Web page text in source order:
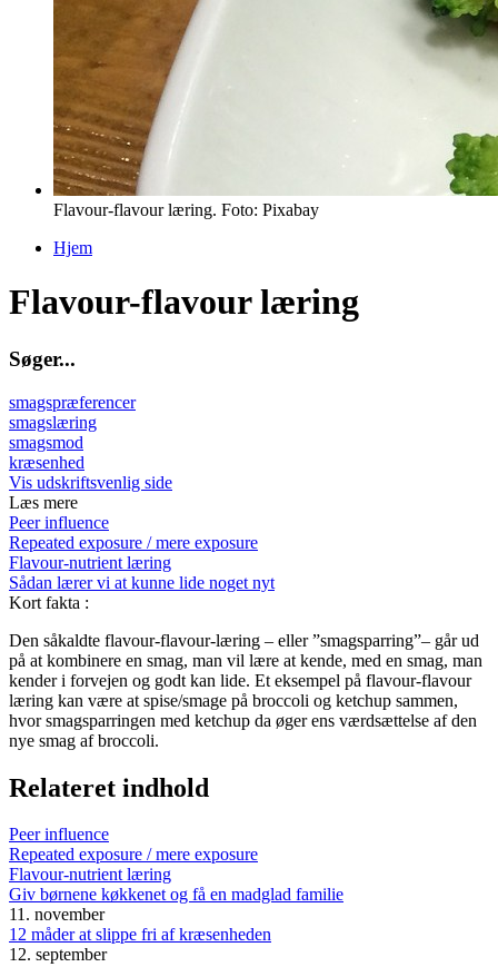
Flavour-flavour læring. Foto: Pixabay
Hjem
Flavour-flavour læring
Søger...
smagspræferencer
smagslæring
smagsmod
kræsenhed
Vis udskriftsvenlig side
Læs mere
Peer influence
Repeated exposure / mere exposure
Flavour-nutrient læring
Sådan lærer vi at kunne lide noget nyt
Kort fakta :
Den såkaldte flavour-flavour-læring – eller ”smagsparring”– går ud
på at kombinere en smag, man vil lære at kende, med en smag, man
kender i forvejen og godt kan lide. Et eksempel på flavour-flavour
læring kan være at spise/smage på broccoli og ketchup sammen,
hvor smagsparringen med ketchup da øger ens værdsættelse af den
nye smag af broccoli.
Relateret indhold
Peer influence
Repeated exposure / mere exposure
Flavour-nutrient læring
Giv børnene køkkenet og få en madglad familie
11. november
12 måder at slippe fri af kræsenheden
12. september